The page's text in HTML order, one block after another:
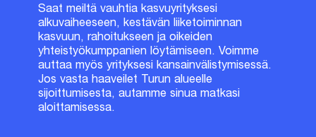
Saat meiltä vauhtia kasvuyrityksesi
alkuvaiheeseen, kestävän liiketoiminnan
kasvuun, rahoitukseen ja oikeiden
yhteistyökumppanien löytämiseen. Voimme
auttaa myös yrityksesi kansainvälistymisessä.
Jos vasta haaveilet Turun alueelle
sijoittumisesta, autamme sinua matkasi
aloittamisessa.